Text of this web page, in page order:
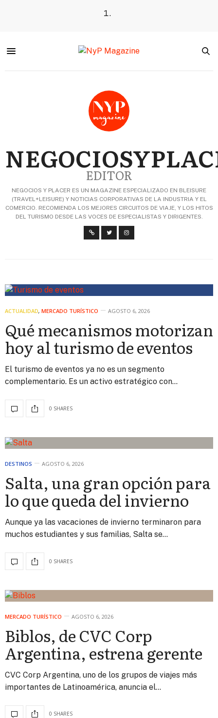
EDITOR
NEGOCIOS Y PLACER ES UN MAGAZINE ESPECIALIZADO EN BLEISURE
(TRAVEL+LEISURE) Y NOTICIAS CORPORATIVAS DE LA INDUSTRIA Y EL
COMERCIO. RECOMIENDA LOS MEJORES CIRCUITOS DE VIAJE, Y LOS HITOS
DEL TURISMO DESDE LAS VOCES DE ESPECIALISTAS Y DIRIGENTES.
ACTUALIDAD, MERCADO TURÍSTICO AGOSTO 6, 2026
Qué mecanismos motorizan
hoy al turismo de eventos
El turismo de eventos ya no es un segmento
complementario. Es un activo estratégico con…
0 SHARES
DESTINOS AGOSTO 6, 2026
Salta, una gran opción para
lo que queda del invierno
Aunque ya las vacaciones de invierno terminaron para
muchos estudiantes y sus familias, Salta se…
0 SHARES
MERCADO TURÍSTICO AGOSTO 6, 2026
Biblos, de CVC Corp
Argentina, estrena gerente
CVC Corp Argentina, uno de los grupos de viajes más
importantes de Latinoamérica, anuncia el…
0 SHARES